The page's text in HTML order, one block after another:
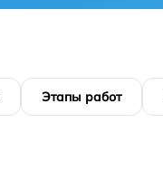
Этапы работ